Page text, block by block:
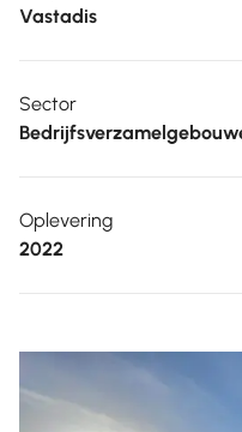
Vastadis
Sector
Oplevering
2022